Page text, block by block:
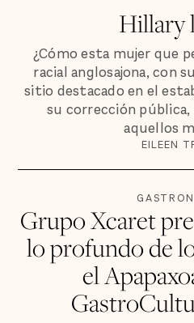
Hillary
¿Cómo esta mujer que
racial anglosajona, con
sitio destacado en el
su corrección pública,
aquellos
EILEEN
Grupo Xcaret
lo profundo de
el